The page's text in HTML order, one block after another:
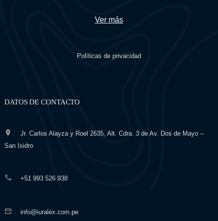
Ver más
Políticas de privacidad
DATOS DE CONTACTO
Jr. Carlos Alayza y Roel 2635, Alt. Cdra. 3 de Av. Dos de Mayo –
San Isidro
+51 993 526 938
info@iuralex.com.pe